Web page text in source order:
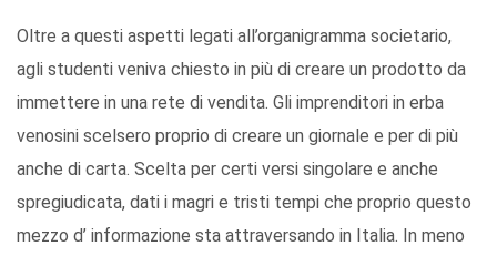
Oltre a questi aspetti legati all’organigramma societario,
agli studenti veniva chiesto in più di creare un prodotto da
immettere in una rete di vendita. Gli imprenditori in erba
venosini scelsero proprio di creare un giornale e per di più
anche di carta. Scelta per certi versi singolare e anche
spregiudicata, dati i magri e tristi tempi che proprio questo
mezzo d’ informazione sta attraversando in Italia. In meno